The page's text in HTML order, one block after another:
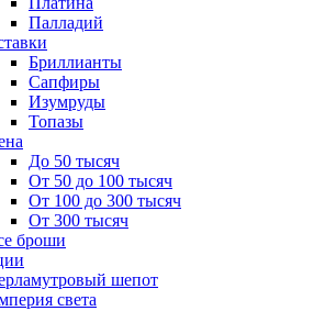
Палладий
Бриллианты
Сапфиры
Изумруды
Топазы
До 50 тысяч
От 50 до 100 тысяч
От 100 до 300 тысяч
От 300 тысяч
броши
шепот
света